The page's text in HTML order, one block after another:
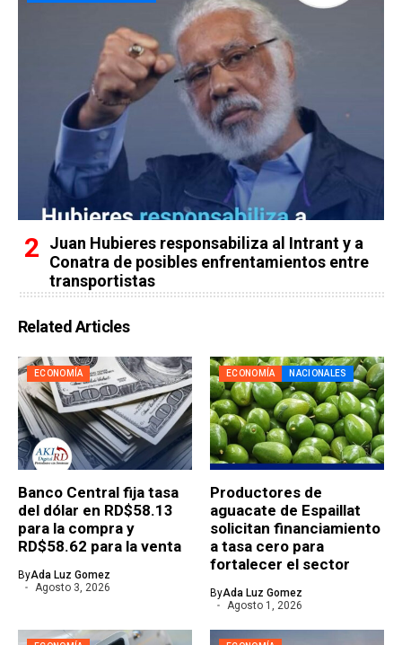
Juan Hubieres responsabiliza al Intrant y a
Conatra de posibles enfrentamientos entre
transportistas
Related Articles
ECONOMÍA
Banco Central fija tasa
del dólar en RD$58.13
para la compra y
RD$58.62 para la venta
ByAda Luz Gomez
Agosto 3, 2026
ECONOMÍA NACIONALES
Productores de
aguacate de Espaillat
solicitan financiamiento
a tasa cero para
fortalecer el sector
ByAda Luz Gomez
Agosto 1, 2026